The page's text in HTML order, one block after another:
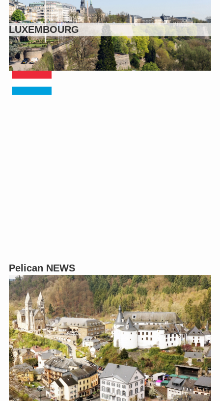
LUXEMBOURG
Pelican NEWS